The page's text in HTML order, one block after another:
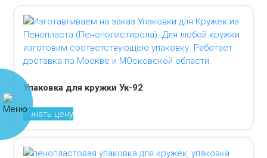
Упаковка для кружки Ук-92
Узнать цену